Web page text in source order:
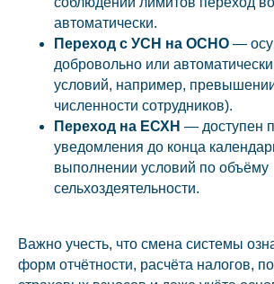
автоматически.
Переход с УСН на ОСНО —
добровольно или
условий, например,
численности сотрудников).
Переход на ЕСХН — доступен
уведомления до конца
выполнении условий по объёму
сельхоздеятельности.
Важно учесть, что смена системы
форм отчётности, расчёта налогов,